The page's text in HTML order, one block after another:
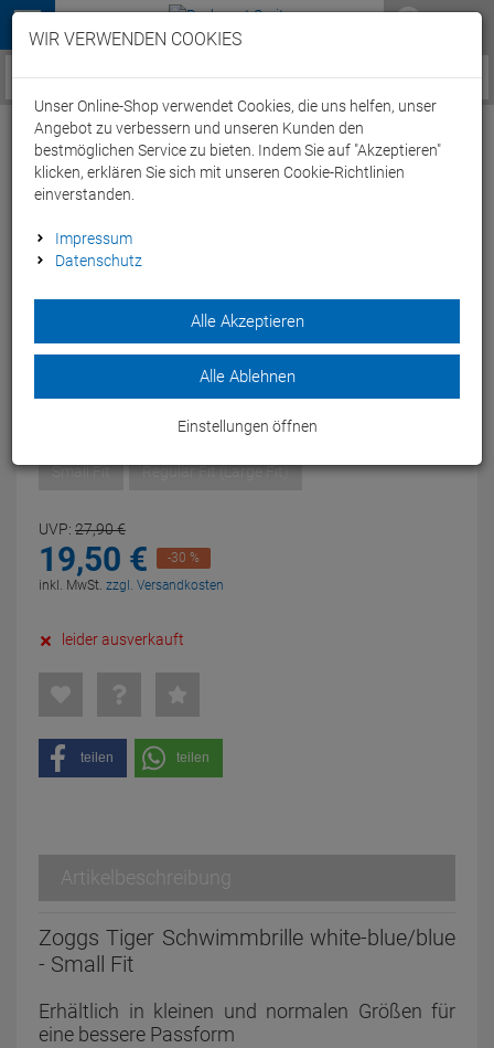
Menü
Service / Hilfe
Zoggs Tiger Schwimmbrille white-blue/blue
- Small Fit
Die brandneue Zoggs Tiger ist eine einteilige Brille mit
SMALL FIT
Small Fit
Regular Fit (Large Fit)
UVP: 27,90€
19,50 €
-30 %
inkl. MwSt. zzgl. Versandkosten
leider ausverkauft
teilen teilen
Artikelbeschreibung
Zoggs Tiger Schwimmbrille white-blue/blue
- Small Fit
Erhältlich in kleinen und normalen Größen für
eine bessere Passform
WIR VERWENDEN COOKIES
Unser Online-Shop verwendet Cookies, die uns helfen, unser
Angebot zu verbessern und unseren Kunden den
bestmöglichen Service zu bieten. Indem Sie auf "Akzeptieren"
klicken, erklären Sie sich mit unseren Cookie-Richtlinien
einverstanden.
Impressum
Datenschutz
Alle Akzeptieren
Alle Ablehnen
Einstellungen öffnen